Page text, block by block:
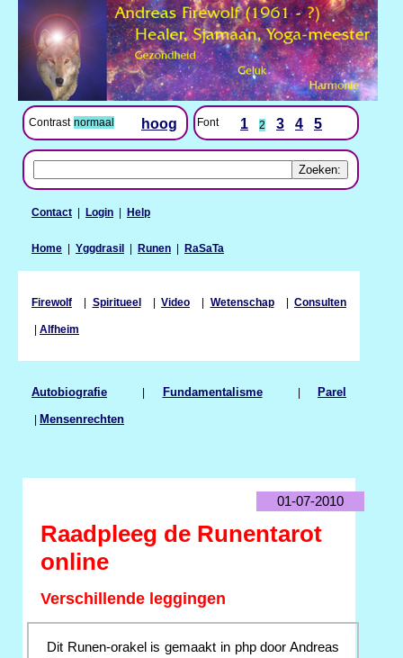
Contrast normaal hoog Font 1 2 3 4 5
Contact | Login | Help
Home | Yggdrasil | Runen | RaSaTa
Firewolf | Spiritueel| Video | Wetenschap| Consulten
| Alfheim
Autobiografie | Fundamentalisme| Parel
| Mensenrechten
01-07-2010
Raadpleeg de Runentarot
online
Verschillende leggingen
Dit Runen-orakel is gemaakt in php door Andreas